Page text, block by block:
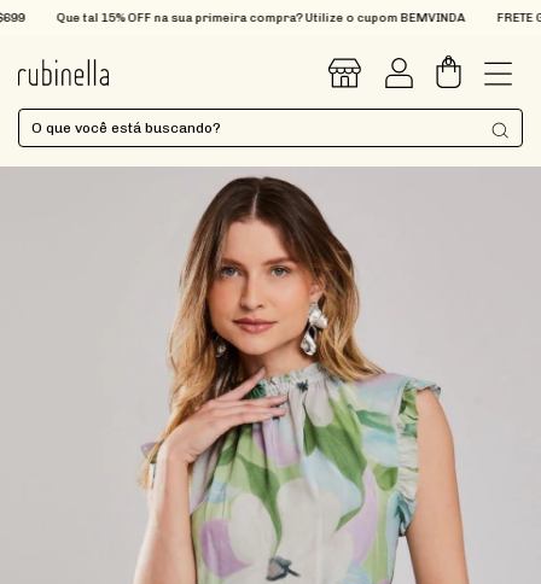
Que tal 15% OFF na sua primeira compra? Utilize o cupom BEMVINDA FRETE
0